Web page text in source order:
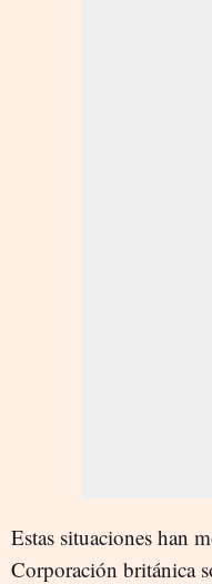
Estas situaciones han
Corporación británica